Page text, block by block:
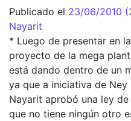
Publicado el 23/06/2010
Nayarit
* Luego de presentar en
proyecto de la mega
está dando dentro de un
ya que a iniciativa de
Nayarit aprobó una ley
que no tiene ningún otro